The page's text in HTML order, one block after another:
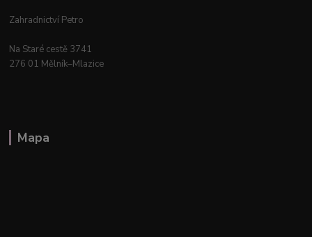
Zahradnictví Petro
Na Staré cestě 3741
276 01 Mělník–Mlazice
Mapa